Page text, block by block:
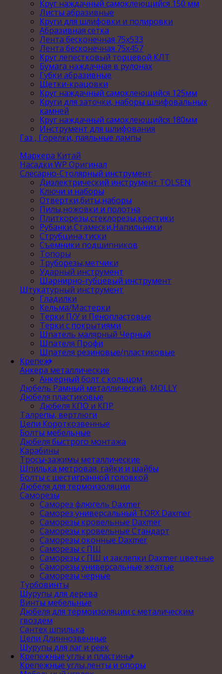
Круг наждачный самоклеющийся 150 мм
Листы абразивные
Круги для шлифовки и полировки
Абразивная сетка
Лента бесконечная 75х533
Лента бесконечная 75х457
Круг лепестковый торцевой КЛТ
Бумага наждачная в рулонах
Губки абразивные
Щетки-крацовки
Круг наждачный самоклеющийся 125мм
Круги для заточки, наборы шлифовальных
камней
Круг наждачный самоклеющийся 180мм
Инструмент для шлифования
Газ , Горелки, паяльные лампы
Маркера Китай
Насадки WP Оригинал
Слесарно-Столярный инструмент
Диэлектрический инструмент TOLSEN
Ключи и наборы
Отвертки,биты,наборы
Пилы,ножовки и полотна
Плиткорезы,стеклорезы,крестики
Рубанки,Стамески,Напильники
Струбцина,тиски
Съемники подшипников
Топоры
Труборезы,метчики
Ударный инструмент
Шарнирно-губцевый инструмент
Штукатурный инструмент
Гладилки
Кельма/Мастерки
Терки П/У и Пенопластовые
Терки с покрытиями
Шпатель малярный Черный
Шпателя Профи
Шпателя резиновые/пластиковые
Крепеж
Анкера металлические
Анкерный болт с кольцом
Дюбель Рамный металлический, MOLLY
Дюбеля пластиковые
Дюбеля КПО и КПР
Талрепы, вертлюги
Цепи Короткозвенные
Болты мебельные
Дюбеля быстрого монтажа
Карабины
Тросы-зажимы металлические
Шпилька метровая, гайки и шайбы
Болты с шестигранной головкой
Дюбеля для термоизоляции
Саморезы
Саморез флюгель Daxmer
Саморез универсальный TORX Daxmer
Саморезы кровельные Daxmer
Саморезы кровельные Стандарт
Саморезы оконные Daxmer
Саморезы с ПШ
Саморезы с ПШ и заклепки Daxmer цветные
Саморезы универсальные желтые
Саморезы черные
Турбовинты
Шурупы для дерева
Винты мебельные
Дюбеля для термоизоляции с металическим
гвоздем
Сантех шпилька
Цепи Длиннозвенные
Шурупы для лаг и реек
Крепежные углы и пластины
Крепежные углы,ленты и опоры